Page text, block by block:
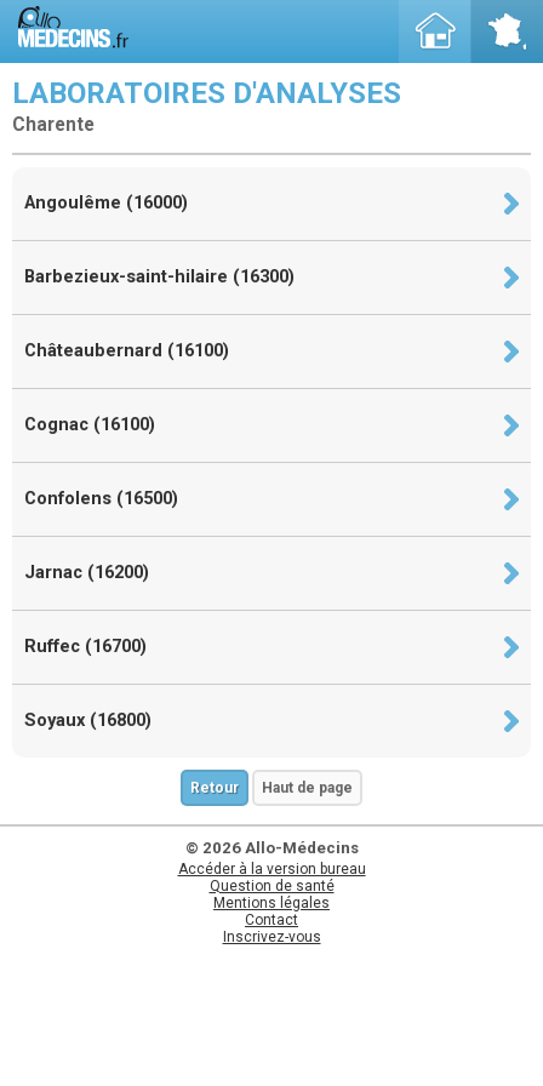
LABORATOIRES D'ANALYSES
Charente
Angoulême (16000)
Barbezieux-saint-hilaire (16300)
Châteaubernard (16100)
Cognac (16100)
Confolens (16500)
Jarnac (16200)
Ruffec (16700)
Soyaux (16800)
Retour Haut de page
© 2026 Allo-Médecins
Accéder à la version bureau
Question de santé
Mentions légales
Contact
Inscrivez-vous